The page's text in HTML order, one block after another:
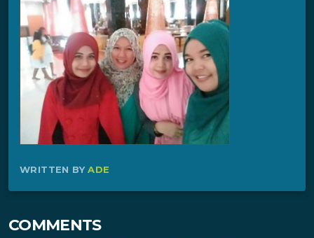
WRITTEN BYADE
COMMENTS